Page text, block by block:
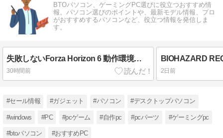
BTOパソコン、ゲーミングPC選びに役立つおすすめ情
報。パソコン選びのポイントや、最新モデル情報、プロ
がおすすめするパソコンなど、役立つ情報を発信しま
す。
失敗しないForza Horizon 6 動作環境の見極め方
30時間前 2日前
#セール情報 #ガジェット #パソコン #デスクトップパソコン
#windows #PC #pcゲーム #自作pc #pcパーツ #ゲーミングpc
#btoパソコン #おすすめPC